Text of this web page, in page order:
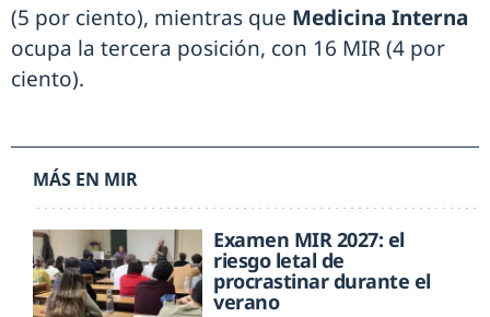
(5 por ciento), mientras que Medicina Interna
ocupa la tercera posición, con 16 MIR (4 por
ciento).
MÁS EN MIR
Examen MIR 2027: el
riesgo letal de
procrastinar durante el
verano